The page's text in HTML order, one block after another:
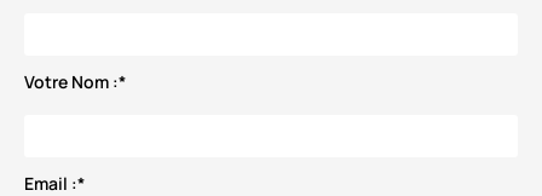
Votre Nom :*
Email :*